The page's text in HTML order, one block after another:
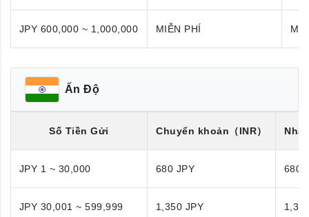
JPY 600,000 ~ 1,000,000 MIỄN PHÍ
Ấn Độ
Số Tiền Gửi Chuyển khoản （INR）
JPY 1 ~ 30,000 680 JPY 680
JPY 30,001 ~ 599,999 1,350 JPY